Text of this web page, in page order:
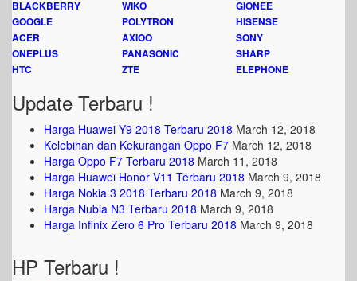
BLACKBERRY
WIKO
GIONEE
GOOGLE
POLYTRON
HISENSE
ACER
AXIOO
SONY
ONEPLUS
PANASONIC
SHARP
HTC
ZTE ELEPHONE
Update Terbaru !
Harga Huawei Y9 2018 Terbaru 2018 March 12, 2018
Kelebihan dan Kekurangan Oppo F7 March 12, 2018
Harga Oppo F7 Terbaru 2018 March 11, 2018
Harga Huawei Honor V11 Terbaru 2018 March 9, 2018
Harga Nokia 3 2018 Terbaru 2018 March 9, 2018
Harga Nubia N3 Terbaru 2018 March 9, 2018
Harga Infinix Zero 6 Pro Terbaru 2018 March 9, 2018
HP Terbaru !